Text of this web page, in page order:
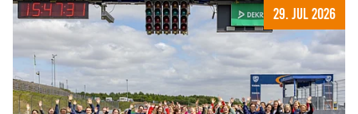
29. Jul 2026
Cookies, die ggf. zur Einbettung und Bereitstellung
von interaktiven Karten auf unserer Website gesetzt
werden.
Marketing